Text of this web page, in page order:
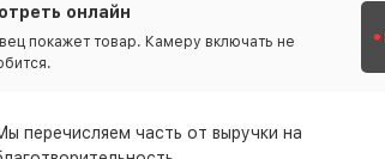
онлайн
покажет товар. Камеру включать не
перечисляем часть от выручки на